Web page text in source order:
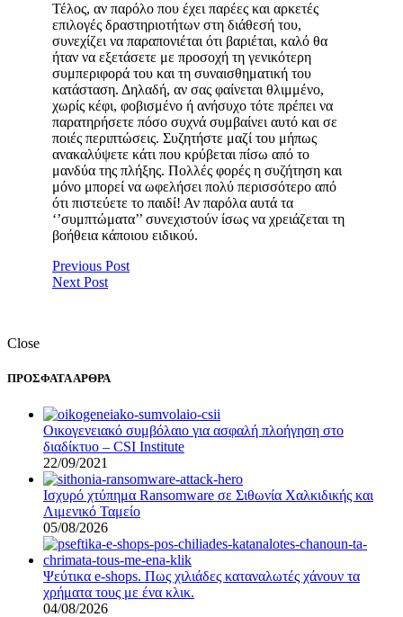
Τέλος, αν παρόλο που έχει παρέες και αρκετές
επιλογές δραστηριοτήτων στη διάθεσή του,
συνεχίζει να παραπονιέται ότι βαριέται, καλό θα
ήταν να εξετάσετε με προσοχή τη γενικότερη
συμπεριφορά του και τη συναισθηματική του
κατάσταση. Δηλαδή, αν σας φαίνεται θλιμμένο,
χωρίς κέφι, φοβισμένο ή ανήσυχο τότε πρέπει να
παρατηρήσετε πόσο συχνά συμβαίνει αυτό και σε
ποιές περιπτώσεις. Συζητήστε μαζί του μήπως
ανακαλύψετε κάτι που κρύβεται πίσω από το
μανδύα της πλήξης. Πολλές φορές η συζήτηση και
μόνο μπορεί να ωφελήσει πολύ περισσότερο από
ότι πιστεύετε το παιδί! Αν παρόλα αυτά τα
‘’συμπτώματα’’ συνεχιστούν ίσως να χρειάζεται τη
βοήθεια κάποιου ειδικού.
Previous Post
Next Post
Close
ΠΡΟΣΦΑΤΑ ΑΡΘΡΑ
Οικογενειακό συμβόλαιο για ασφαλή πλοήγηση στο
διαδίκτυο – CSI Institute
22/09/2021
Ισχυρό χτύπημα Ransomware σε Σιθωνία Χαλκιδικής και
Λιμενικό Ταμείο
05/08/2026
Ψεύτικα e-shops. Πως χιλιάδες καταναλωτές χάνουν τα
χρήματα τους με ένα κλικ.
04/08/2026